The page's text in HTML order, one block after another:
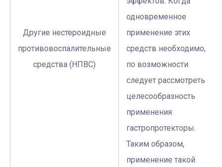
Другие нестероидные
противовоспалительные
средства (НПВС)
одновременное
применение этих
средств необходимо,
по возможности
следует рассмотреть
целесообразность
применения
гастропротекторы.
Таким образом,
применение такой